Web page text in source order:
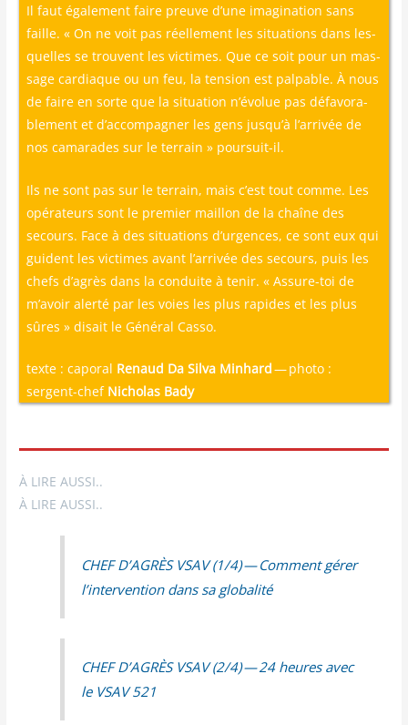
Il faut éga­le­ment faire preuve d’une ima­gi­na­tion sans
faille. « On ne voit pas réel­le­ment les situa­tions dans les­
quelles se trouvent les vic­times. Que ce soit pour un mas­
sage car­diaque ou un feu, la ten­sion est pal­pable. À nous
de faire en sorte que la situa­tion n’évolue pas défa­vo­ra­
ble­ment et d’accompagner les gens jusqu’à l’arrivée de
nos cama­rades sur le ter­rain » poursuit-il.
Ils ne sont pas sur le ter­rain, mais c’est tout comme. Les
opé­ra­teurs sont le pre­mier maillon de la chaîne des
secours. Face à des situa­tions d’urgences, ce sont eux qui
guident les vic­times avant l’arrivée des secours, puis les
chefs d’agrès dans la conduite à tenir. « Assure-toi de
m’avoir aler­té par les voies les plus rapides et les plus
sûres » disait le Géné­ral Casso.
texte : caporal Renaud Da Silva Minhard— photo :
sergent-chef Nicholas Bady
À LIRE AUSSI..
À LIRE AUSSI..
CHEF D’AGRÈS VSAV (1/​4) — Com­ment gérer
l’intervention dans sa globalité
CHEF D’AGRÈS VSAV (2/​4) — 24 heures avec
le VSAV 521